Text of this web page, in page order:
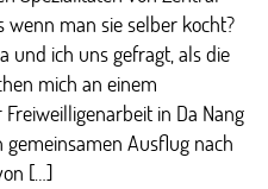
wenn man sie selber kocht?
und ich uns gefragt, als die
mich an einem
in Da Nang
Ausflug nach
[…]